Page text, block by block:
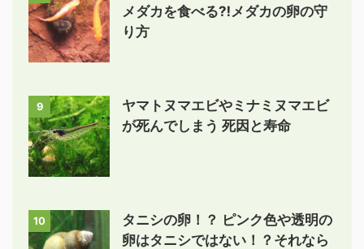
メダカを食べる⁈メダカの卵の守
り方
9
ヤマトヌマエビやミナミヌマエビ
が死んでしまう 死因と寿命
10
タニシの卵！？ ピンク色や透明の
卵はタニシではない！？それなら